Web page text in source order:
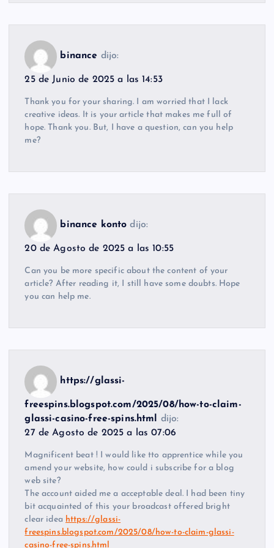
binance dijo:
25 de Junio de 2025 a las 14:53
Thank you for your sharing. I am worried that I lack
creative ideas. It is your article that makes me full of
hope. Thank you. But, I have a question, can you help
me?
binance konto dijo:
20 de Agosto de 2025 a las 10:55
Can you be more specific about the content of your
article? After reading it, I still have some doubts. Hope
you can help me.
https://glassi-
freespins.blogspot.com/2025/08/how-to-claim-
glassi-casino-free-spins.html
dijo:
27 de Agosto de 2025 a las 07:06
Magnificent beat ! I would like tto apprentice while you
amend your website, how could i subscribe for a blog
web site?
The account aided me a acceptable deal. I had been tiny
bit acquainted of this your broadcast offered bright
clear idea https://glassi-
freespins.blogspot.com/2025/08/how-to-claim-glassi-
casino-free-spins.html